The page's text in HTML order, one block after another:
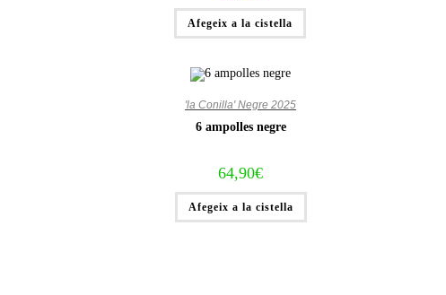
Afegeix a la cistella
'la Conilla' Negre 2025
6 ampolles negre
64,90€
Afegeix a la cistella